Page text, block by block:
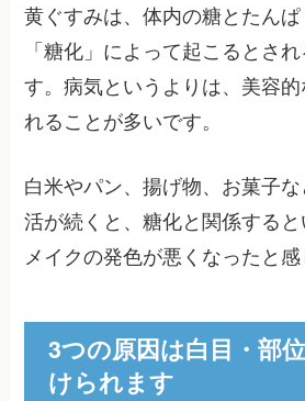
黄ぐすみは、体内の糖とたんぱ
「糖化」によって起こるとさ
す。病気というよりは、美容
れることが多いです。
白米やパン、揚げ物、お菓子
活が続くと、糖化と関係すると
メイクの発色が悪くなったと感
3つの原因は白目・部
けられます